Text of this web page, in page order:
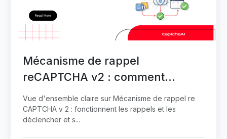
Mécanisme de rappel
reCAPTCHA v2 : comment
fonctionnent les rappels et
comment les déclencher
Vue d'ensemble claire sur Mécanisme de rappel re
CAPTCHA v 2 : fonctionnent les rappels et les
déclencher et s...